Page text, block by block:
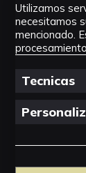
Utilizamos
necesitamos
mencionado.
Tecnicas